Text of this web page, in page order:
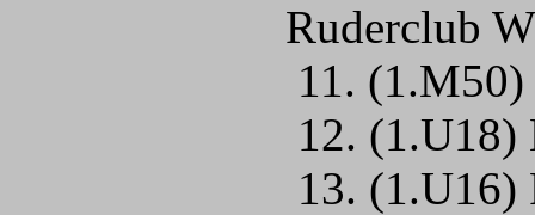
Ruderclub
11.
12.
13. (1.U16)